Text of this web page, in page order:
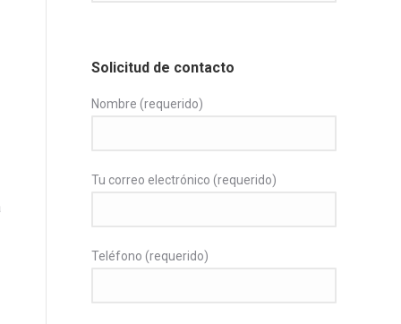
Solicitud de contacto
Nombre (requerido)
Tu correo electrónico (requerido)
Teléfono (requerido)